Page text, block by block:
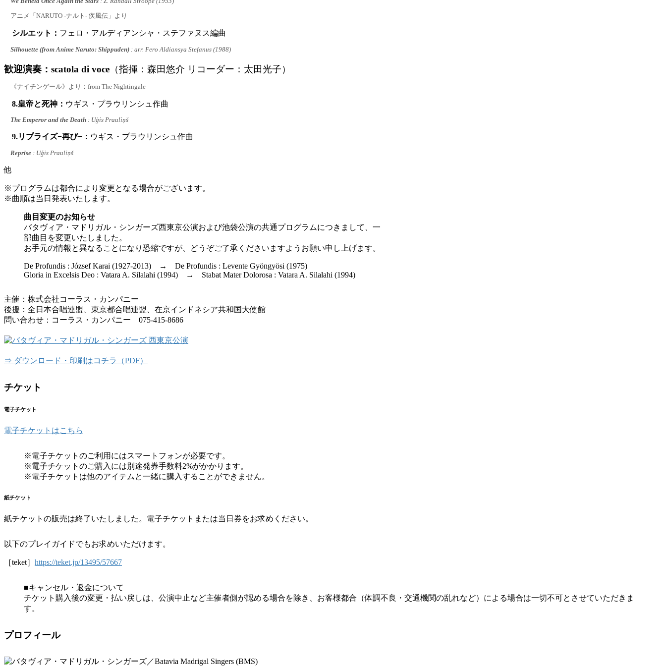
アニメ「NARUTO -ナルト- 疾風伝」より
シルエット： フェロ・アルディアンシャ・ステファヌス編曲
Silhouette (from Anime Naruto: Shippuden) : arr. Fero Aldiansya Stefanus (1988)
歓迎演奏：scatola di voce （指揮：森田悠介 リコーダー：太田光子）
《ナイチンゲール》より：from The Nightingale
8.皇帝と死神： ウギス・プラウリンシュ作曲
The Emperor and the Death : Uģis Prauliņš
9.リプライズ−再び−： ウギス・プラウリンシュ作曲
Reprise : Uģis Prauliņš
他
※プログラムは都合により変更となる場合がございます。
※曲順は当日発表いたします。
曲目変更のお知らせ
バタヴィア・マドリガル・シンガーズ西東京公演および池袋公演の共通プログラムにつきまして、一
部曲目を変更いたしました。
お手元の情報と異なることになり恐縮ですが、どうぞご了承くださいますようお願い申し上げます。
De Profundis : József Karai (1927-2013) → De Profundis : Levente Gyöngyösi (1975)
Gloria in Excelsis Deo : Vatara A. Silalahi (1994) → Stabat Mater Dolorosa : Vatara A. Silalahi (1994)
主催：株式会社コーラス・カンパニー
後援：全日本合唱連盟、東京都合唱連盟、在京インドネシア共和国大使館
問い合わせ：コーラス・カンパニー 075-415-8686
⇒ ダウンロード・印刷はコチラ（PDF）
チケット
電子チケット
電子チケットはこちら
※電子チケットのご利用にはスマートフォンが必要です。
※電子チケットのご購入には別途発券手数料2%がかかります。
※電子チケットは他のアイテムと一緒に購入することができません。
紙チケット
紙チケットの販売は終了いたしました。電子チケットまたは当日券をお求めください。
以下のプレイガイドでもお求めいただけます。
［teket］ https://teket.jp/13495/57667
■キャンセル・返金について
チケット購入後の変更・払い戻しは、公演中止など主催者側が認める場合を除き、お客様都合（体調不良・交通機関の乱れなど）による場合は一切不可とさせていただきま
す。
プロフィール